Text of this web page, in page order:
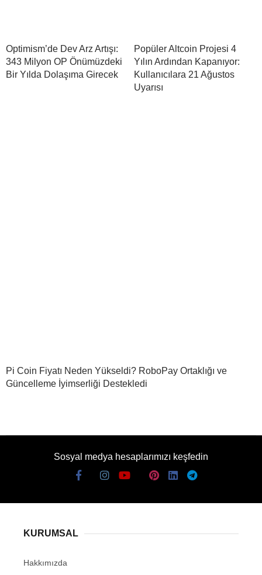
Optimism’de Dev Arz Artışı:
343 Milyon OP Önümüzdeki
Bir Yılda Dolaşıma Girecek
Popüler Altcoin Projesi 4
Yılın Ardından Kapanıyor:
Kullanıcılara 21 Ağustos
Uyarısı
Pi Coin Fiyatı Neden Yükseldi? RoboPay Ortaklığı ve
Güncelleme İyimserliği Destekledi
Sosyal medya hesaplarımızı keşfedin
KURUMSAL
Hakkımızda